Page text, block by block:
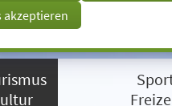
akzeptieren